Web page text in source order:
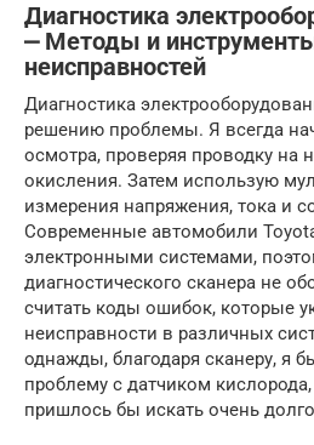
Диагностика
⎼ Методы и
неисправностей
Диагностика
решению проблемы. Я всегда
осмотра, проверяя проводку на
окисления. Затем использую
измерения напряжения, тока и
Современные автомобили
электронными системами,
диагностического сканера не
считать коды ошибок, которые
неисправности в различных
однажды, благодаря сканеру, я
проблему с датчиком
пришлось бы искать очень